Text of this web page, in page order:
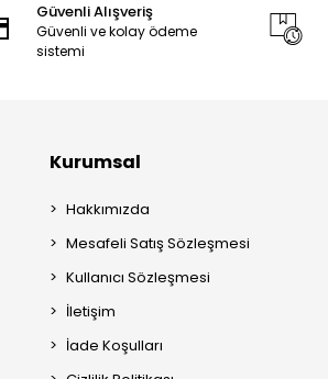
Güvenli Alışveriş
Güvenli ve kolay ödeme
sistemi
Kurumsal
Hakkımızda
Mesafeli Satış Sözleşmesi
Kullanıcı Sözleşmesi
İletişim
İade Koşulları